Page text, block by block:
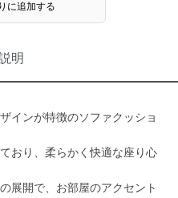
に追加する
明
インが特徴のソファクッショ
おり、柔らかく快適な座り心
展開で、お部屋のアクセント